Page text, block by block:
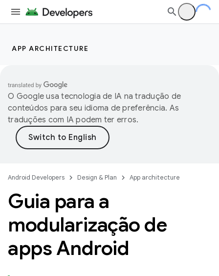
APP ARCHITECTURE
O Google usa tecnologia de IA na tradução de
conteúdos para seu idioma de preferência. As
traduções com IA podem ter erros.
Android Developers Design & Plan App architecture
Guia para a
modularização de
apps Android